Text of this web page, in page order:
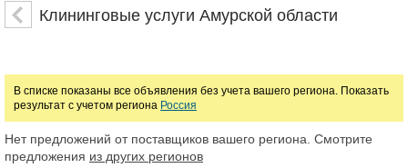
ЦенаКлининговые услуги Амурской области
В списке показаны все объявления без учета вашего региона. Показать
результат с учетом региона Россия
Нет предложений от поставщиков вашего региона. Смотрите
предложения из других регионов